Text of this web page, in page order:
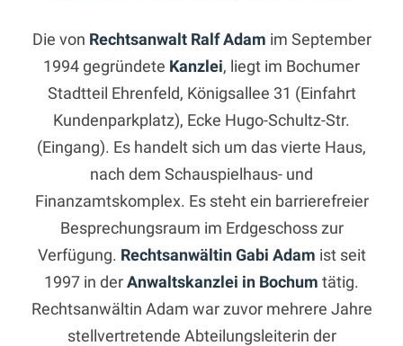
Die von Rechtsanwalt Ralf Adam im September
1994 gegründete Kanzlei, liegt im Bochumer
Stadtteil Ehrenfeld, Königsallee 31 (Einfahrt
Kundenparkplatz), Ecke Hugo-Schultz-Str.
(Eingang). Es handelt sich um das vierte Haus,
nach dem Schauspielhaus- und
Finanzamtskomplex. Es steht ein barrierefreier
Besprechungsraum im Erdgeschoss zur
Verfügung. Rechtsanwältin Gabi Adam ist seit
1997 in derAnwaltskanzlei in Bochum tätig.
Rechtsanwältin Adam war zuvor mehrere Jahre
stellvertretende Abteilungsleiterin der